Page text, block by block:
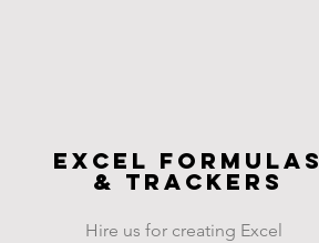
Excel FOrmulas
& Trackers
Hire us for creating Excel